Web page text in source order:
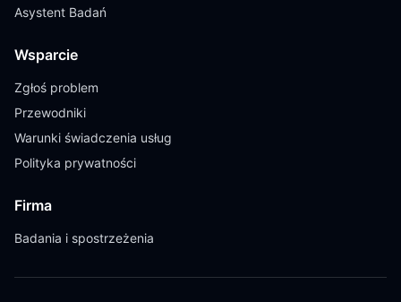
Asystent Badań
Wsparcie
Zgłoś problem
Przewodniki
Warunki świadczenia usług
Polityka prywatności
Firma
Badania i spostrzeżenia